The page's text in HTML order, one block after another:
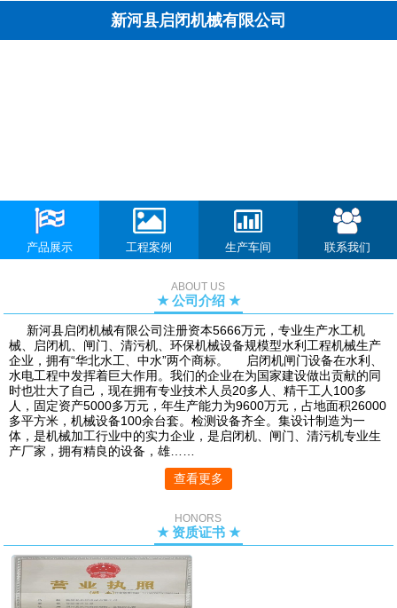
新河县启闭机械有限公司
产品展示 工程案例 生产车间 联系我们
ABOUT US
★ 公司介绍 ★
新河县启闭机械有限公司注册资本5666万元，专业生产水工机
械、启闭机、闸门、清污机、环保机械设备规模型水利工程机械生产
企业，拥有“华北水工、中水”两个商标。 启闭机闸门设备在水利、
水电工程中发挥着巨大作用。我们的企业在为国家建设做出贡献的同
时也壮大了自己，现在拥有专业技术人员20多人、精干工人100多
人，固定资产5000多万元，年生产能力为9600万元，占地面积26000
多平方米，机械设备100余台套。检测设备齐全。集设计制造为一
体，是机械加工行业中的实力企业，是启闭机、闸门、清污机专业生
产厂家，拥有精良的设备，雄……
查看更多
HONORS
★ 资质证书 ★